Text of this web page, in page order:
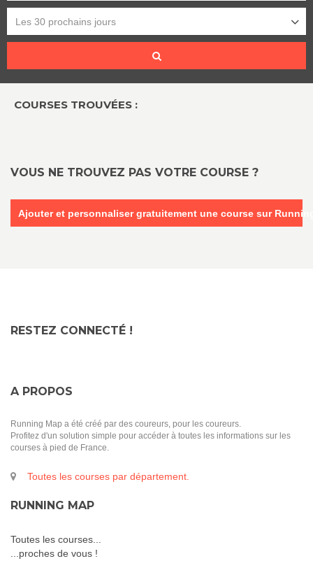
Les 30 prochains jours
COURSES TROUVÉES :
VOUS NE TROUVEZ PAS VOTRE COURSE ?
Ajouter et personnaliser gratuitement une course sur
RESTEZ CONNECTÉ !
A PROPOS
Running Map a été créé par des coureurs, pour les coureurs.
Profitez d'un solution simple pour accéder à toutes les informations sur les
courses à pied de France.
Toutes les courses par département.
RUNNING MAP
Toutes les courses...
...proches de vous !